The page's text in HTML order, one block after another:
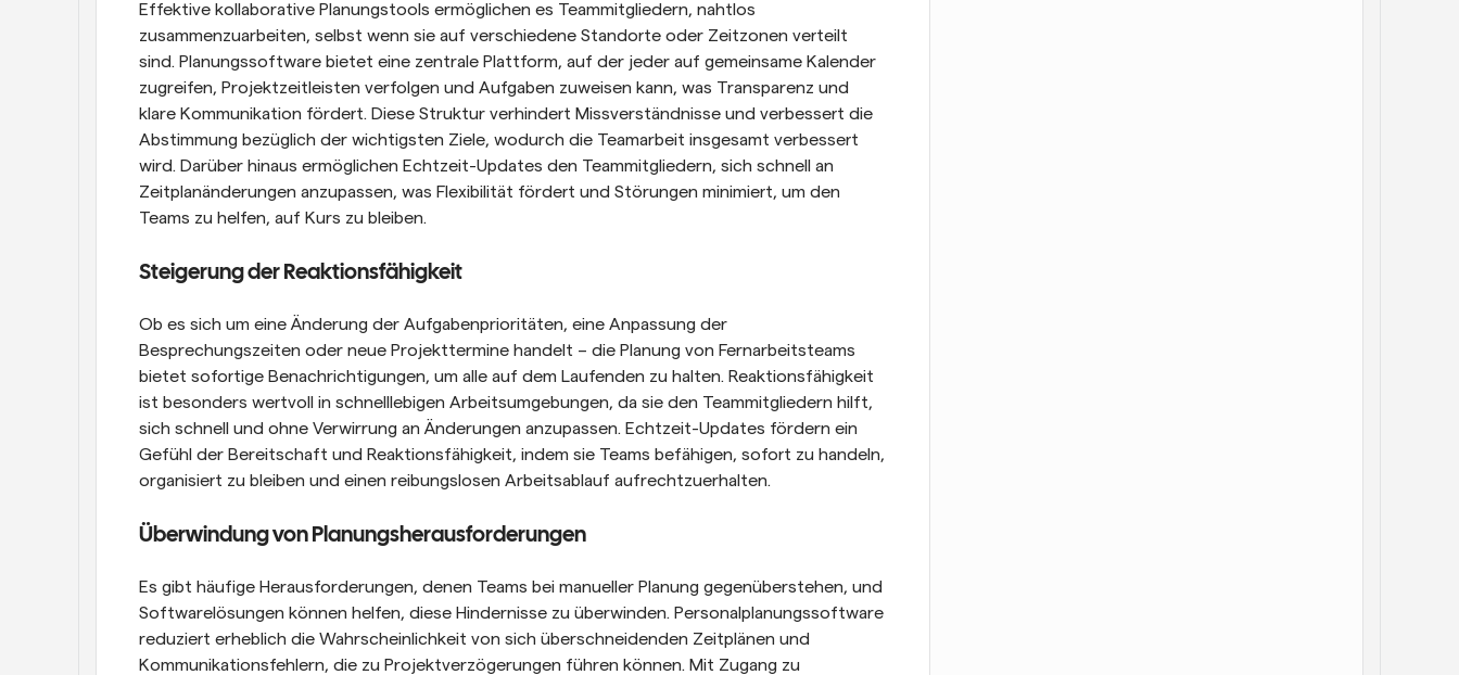
Effektive kollaborative Planungstools ermöglichen es Teammitgliedern, nahtlos
zusammenzuarbeiten, selbst wenn sie auf verschiedene Standorte oder Zeitzonen verteilt
sind. Planungssoftware bietet eine zentrale Plattform, auf der jeder auf gemeinsame Kalender
zugreifen, Projektzeitleisten verfolgen und Aufgaben zuweisen kann, was Transparenz und
klare Kommunikation fördert. Diese Struktur verhindert Missverständnisse und verbessert die
Abstimmung bezüglich der wichtigsten Ziele, wodurch die Teamarbeit insgesamt verbessert
wird. Darüber hinaus ermöglichen Echtzeit-Updates den Teammitgliedern, sich schnell an
Zeitplanänderungen anzupassen, was Flexibilität fördert und Störungen minimiert, um den
Teams zu helfen, auf Kurs zu bleiben.
Steigerung der Reaktionsfähigkeit
Ob es sich um eine Änderung der Aufgabenprioritäten, eine Anpassung der
Besprechungszeiten oder neue Projekttermine handelt – die Planung von Fernarbeitsteams
bietet sofortige Benachrichtigungen, um alle auf dem Laufenden zu halten. Reaktionsfähigkeit
ist besonders wertvoll in schnelllebigen Arbeitsumgebungen, da sie den Teammitgliedern hilft,
sich schnell und ohne Verwirrung an Änderungen anzupassen. Echtzeit-Updates fördern ein
Gefühl der Bereitschaft und Reaktionsfähigkeit, indem sie Teams befähigen, sofort zu handeln,
organisiert zu bleiben und einen reibungslosen Arbeitsablauf aufrechtzuerhalten.
Überwindung von Planungsherausforderungen
Es gibt häufige Herausforderungen, denen Teams bei manueller Planung gegenüberstehen, und
Softwarelösungen können helfen, diese Hindernisse zu überwinden. Personalplanungssoftware
reduziert erheblich die Wahrscheinlichkeit von sich überschneidenden Zeitplänen und
Kommunikationsfehlern, die zu Projektverzögerungen führen können. Mit Zugang zu